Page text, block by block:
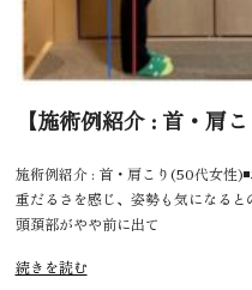
【施術例紹介 : 首・肩こ
施術例紹介 : 首・肩こり(50代女性
重だるさを感じ、姿勢も気になる
頭頚部がやや前に出て
続きを読む